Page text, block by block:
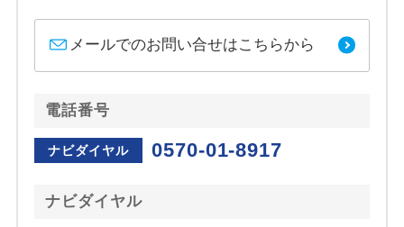
メールでのお問い合せはこちらから
電話番号
ナビダイヤル 0570-01-8917
ナビダイヤル